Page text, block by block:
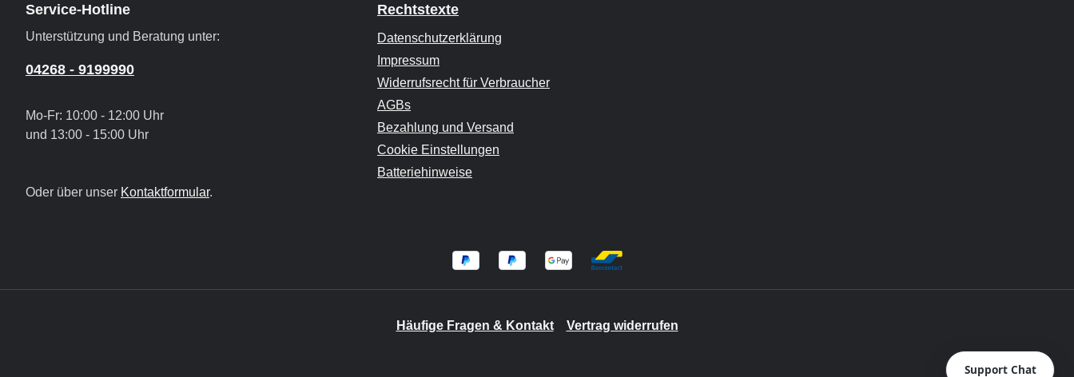
Service-Hotline
Unterstützung und Beratung unter:
04268 - 9199990
Mo-Fr: 10:00 - 12:00 Uhr
und 13:00 - 15:00 Uhr
Oder über unser Kontaktformular.
Rechtstexte
Datenschutzerklärung
Impressum
Widerrufsrecht für Verbraucher
AGBs
Bezahlung und Versand
Cookie Einstellungen
Batteriehinweise
Häufige Fragen & Kontakt Vertrag widerrufen
Support Chat